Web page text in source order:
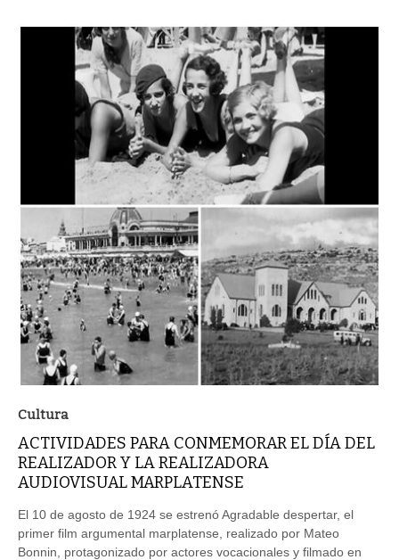
Cultura
ACTIVIDADES PARA CONMEMORAR EL DÍA DEL
REALIZADOR Y LA REALIZADORA
AUDIOVISUAL MARPLATENSE
El 10 de agosto de 1924 se estrenó Agradable despertar, el
primer film argumental marplatense, realizado por Mateo
Bonnin, protagonizado por actores vocacionales y filmado en